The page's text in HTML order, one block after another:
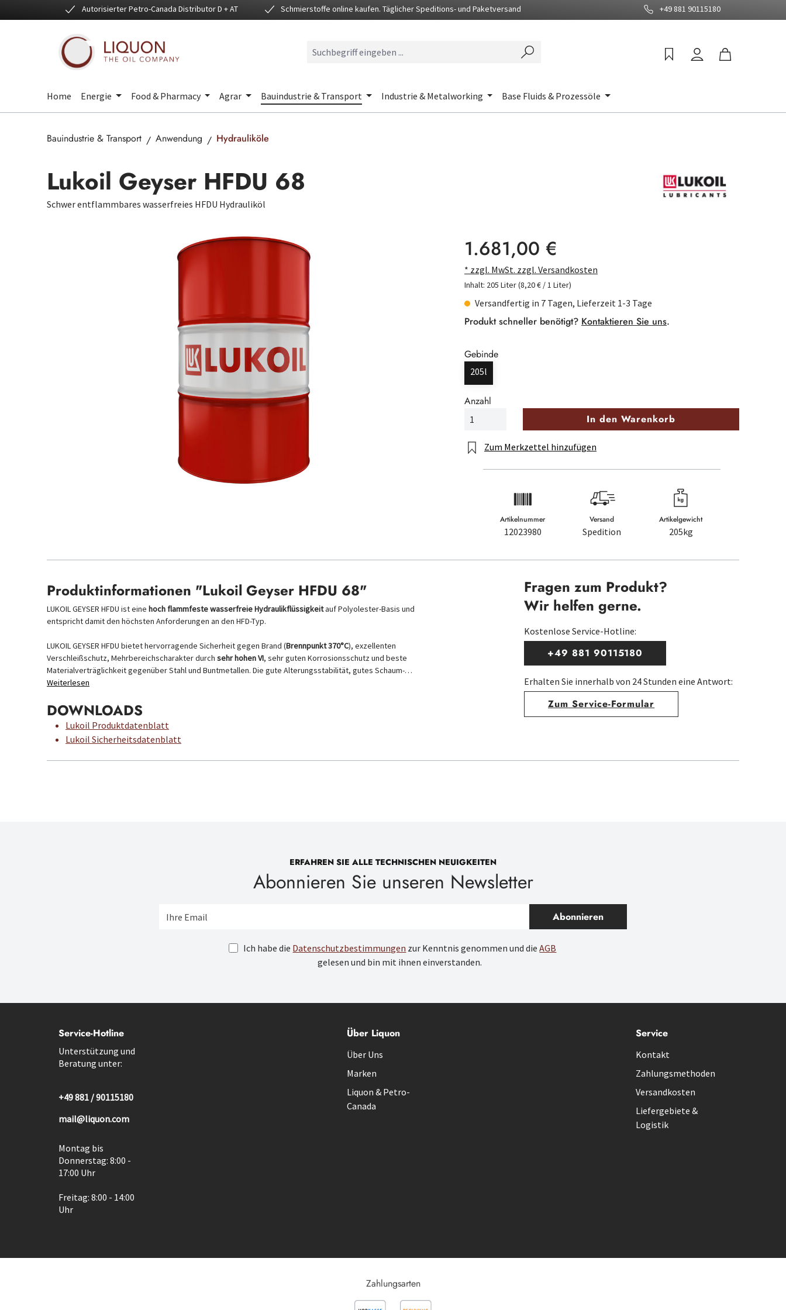
Hauptinhalt springen
Zur Suche springen
Zur Hauptnavigation springenAutorisierter Petro-Canada Distributor D + AT Schmierstoffe online kaufen. Täglicher Speditions- und Paketversand +49 881 90115180
Home Energie Food & Pharmacy Agrar Bauindustrie & Transport Industrie & Metalworking Base Fluids & Prozessöle
Bauindustrie & Transport Anwendung Hydrauliköle
Lukoil Geyser HFDU 68
Schwer entflammbares wasserfreies HFDU Hydrauliköl
Regulärer Preis:
1.681,00 €
* zzgl. MwSt. zzgl. Versandkosten
Inhalt: 205 Liter(8,20 € / 1 Liter)
Versandfertig in 7 Tagen, Lieferzeit 1-3 Tage
Produkt schneller benötigt? Kontaktieren Sie uns.
Gebinde
205l
Anzahl
In den Warenkorb
Zum Merkzettel hinzufügen
Artikelnummer
12023980
Versand
Spedition
Artikelgewicht
205kg
Produktinformationen "Lukoil Geyser HFDU 68"
LUKOIL GEYSER HFDU ist eine hoch flammfeste wasserfreie Hydraulikflüssigkeitauf Polyolester-Basis und
entspricht damit den höchsten Anforderungen an den HFD-Typ.
LUKOIL GEYSER HFDU bietet hervorragende Sicherheit gegen Brand (Brennpunkt 370°C), exzellenten
Verschleißschutz, Mehrbereichscharakter durch sehr hohen VI, sehr guten Korrosionsschutz und beste
Materialverträglichkeit gegenüber Stahl und Buntmetallen. Die gute Alterungsstabilität, gutes Schaum-…
Weiterlesen
DOWNLOADS
Lukoil Produktdatenblatt
Lukoil Sicherheitsdatenblatt
Fragen zum Produkt?
Wir helfen gerne.
Kostenlose Service-Hotline:
+49 881 90115180
Erhalten Sie innerhalb von 24 Stunden eine Antwort:
Zum Service-Formular
ERFAHREN SIE ALLE TECHNISCHEN NEUIGKEITEN
Abonnieren Sie unseren Newsletter
Abonnieren
Ich habe die Datenschutzbestimmungen zur Kenntnis genommen und dieAGB
gelesen und bin mit ihnen einverstanden.
Service-Hotline
Unterstützung und
Beratung unter:
+49 881 / 90115180
mail@liquon.com
Montag bis
Donnerstag: 8:00 -
17:00 Uhr
Freitag: 8:00 - 14:00
Uhr
Über Liquon
Über Uns
Marken
Liquon & Petro-
Canada
Service
Kontakt
Zahlungsmethoden
Versandkosten
Liefergebiete &
Logistik
Zahlungsarten